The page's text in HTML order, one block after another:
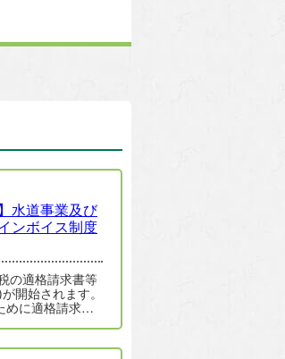
水道事業及び
ンボイス制度
の適格請求書等
開始されます。
めに適格請求書